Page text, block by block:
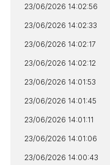
23/06/2026 14:02:56
23/06/2026 14:02:33
23/06/2026 14:02:17
23/06/2026 14:02:12
23/06/2026 14:01:53
23/06/2026 14:01:45
23/06/2026 14:01:11
23/06/2026 14:01:06
23/06/2026 14:00:43